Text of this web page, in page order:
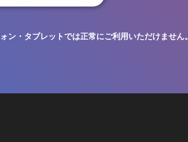
・タブレットでは正常にご利用いただけません。